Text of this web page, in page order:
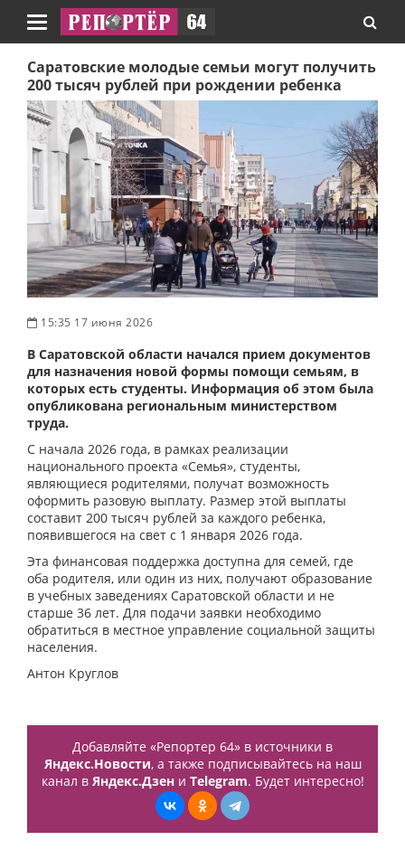
Навигация
Саратовские молодые семьи могут получить
200 тысяч рублей при рождении ребенка
15:35 17 июня 2026
В Саратовской области начался прием документов
для назначения новой формы помощи семьям, в
которых есть студенты. Информация об этом была
опубликована региональным министерством
труда.
С начала 2026 года, в рамках реализации
национального проекта «Семья», студенты,
являющиеся родителями, получат возможность
оформить разовую выплату. Размер этой выплаты
составит 200 тысяч рублей за каждого ребенка,
появившегося на свет с 1 января 2026 года.
Эта финансовая поддержка доступна для семей, где
оба родителя, или один из них, получают образование
в учебных заведениях Саратовской области и не
старше 36 лет. Для подачи заявки необходимо
обратиться в местное управление социальной защиты
населения.
Антон Круглов
Добавляйте «Репортер 64» в источники в
Яндекс.Новости, а также подписывайтесь на наш
канал в Яндекс.Дзени Telegram. Будет интересно!